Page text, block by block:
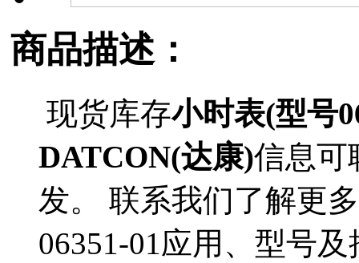
商品描述：
现货库存小时表(型号
DATCON(达康)信息可
发。 联系我们了解更
06351-01应用、型号